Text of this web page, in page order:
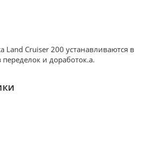
Land Cruiser 200 устанавливаются в
и доработок.а.